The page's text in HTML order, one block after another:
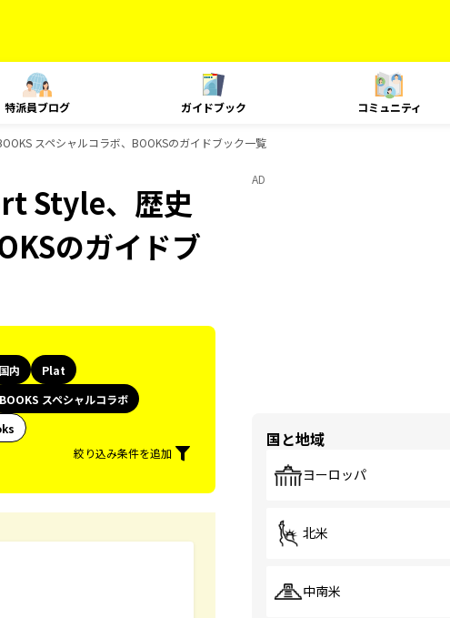
特派員ブログ ガイドブック コミュニティ
スペシャルコラボ、BOOKSのガイドブック一覧
Style、歴史
のガイドブ
内
Plat
BOOKS スペシャルコラボ
絞り込み条件を追加
AD
国と地域
ヨーロッパ
北米
中南米